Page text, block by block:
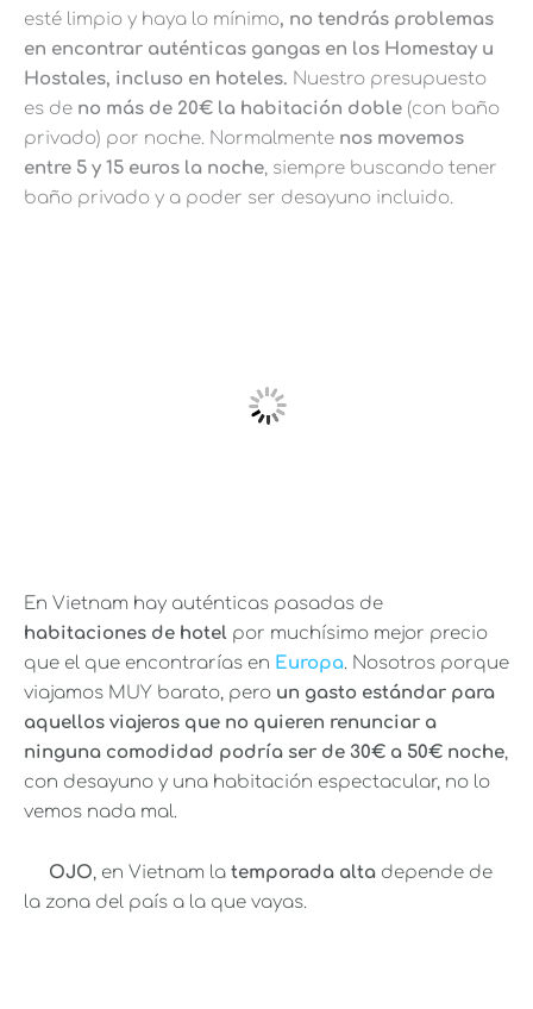
esté limpio y haya lo mínimo, no tendrás problemas
en encontrar auténticas gangas en los Homestay u
Hostales, incluso en hoteles. Nuestro presupuesto
es de no más de 20€ la habitación doble (con baño
privado) por noche. Normalmente nos movemos
entre 5 y 15 euros la noche, siempre buscando tener
baño privado y a poder ser desayuno incluido.
En Vietnam hay auténticas pasadas de
habitaciones de hotel por muchísimo mejor precio
que el que encontrarías en Europa. Nosotros porque
viajamos MUY barato, pero un gasto estándar para
aquellos viajeros que no quieren renunciar a
ninguna comodidad podría ser de 30€ a 50€ noche,
con desayuno y una habitación espectacular, no lo
vemos nada mal.
OJO, en Vietnam latemporada alta depende de
la zona del país a la que vayas.